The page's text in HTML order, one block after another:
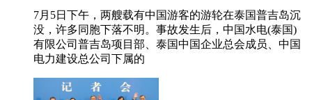
7月5日下午，两艘载有中国游客的游轮在泰国普吉岛沉
没，许多同胞下落不明。事故发生后，中国水电(泰国)
有限公司普吉岛项目部、泰国中国企业总会成员、中国
电力建设总公司下属的